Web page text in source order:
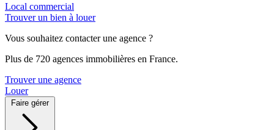
Local commercial
Trouver un bien à louer
Vous souhaitez contacter une agence ?
Plus de 720 agences immobilières en France.
Trouver une agence
Louer
Faire gérer